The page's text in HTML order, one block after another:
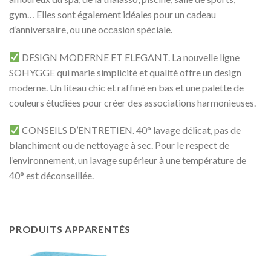
gym… Elles sont également idéales pour un cadeau
d’anniversaire, ou une occasion spéciale.
DESIGN MODERNE ET ELEGANT. La nouvelle ligne
SOHYGGE qui marie simplicité et qualité offre un design
moderne. Un liteau chic et raffiné en bas et une palette de
couleurs étudiées pour créer des associations harmonieuses.
CONSEILS D’ENTRETIEN. 40° lavage délicat, pas de
blanchiment ou de nettoyage à sec. Pour le respect de
l’environnement, un lavage supérieur à une température de
40° est déconseillée.
PRODUITS APPARENTÉS